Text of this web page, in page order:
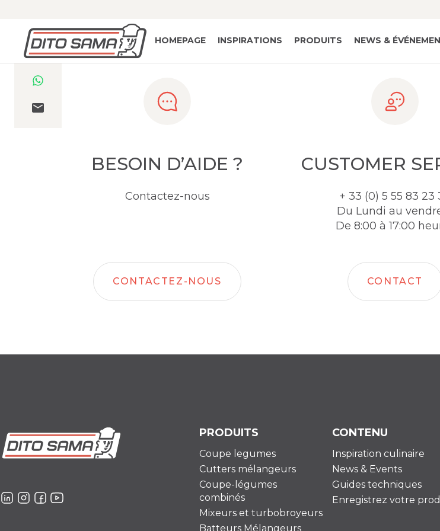
HOMEPAGE INSPIRATIONS PRODUITS NEWS &
BESOIN D’AIDE ?
Contactez-nous
CONTACTEZ-NOUS
CUSTOMER
+ 33 (0) 5 55 83 23
Du Lundi au
De 8:00 à 17:00
CONTACT
PRODUITS
Coupe legumes
Cutters mélangeurs
Coupe-légumes
combinés
Mixeurs et turbobroyeurs
Batteurs Mélangeurs
CONTENU
Inspiration culinaire
News & Events
Guides techniques
Enregistrez votre